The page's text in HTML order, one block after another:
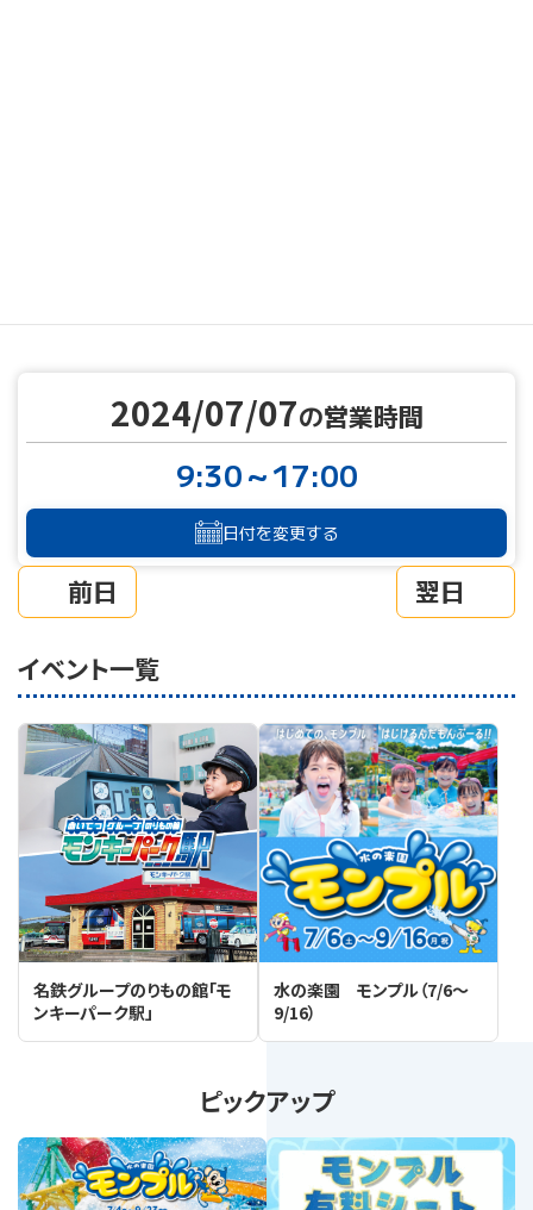
前日
2024/07/07の営業時間
9:30～17:00
日付を変更する
翌日
イベント一覧
名鉄グループのりもの館「モ
ンキーパーク駅」
水の楽園 モンプル（7/6～
9/16）
ピックアップ